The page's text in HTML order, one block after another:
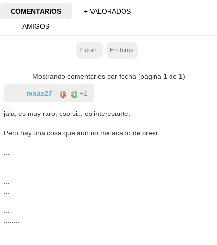
COMENTARIOS
+ VALORADOS
AMIGOS
2 com. En foros
Mostrando comentarios por fecha (página 1de 1)
roxas27 +1
jaja, es muy raro, eso si... es interesante.
Pero hay una cosa que aun no me acabo de creer
...
...
.
...
...
...
...
........
...
...